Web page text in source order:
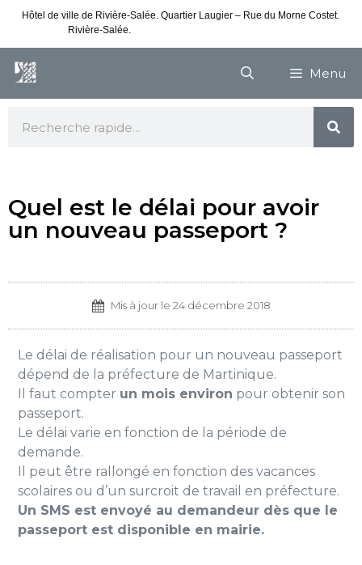
Hôtel de ville de Rivière-Salée. Quartier Laugier – Rue du Morne Costet.
Rivière-Salée.
Menu
Quel est le délai pour avoir
un nouveau passeport ?
Mis à jour le 24 décembre 2018
Le délai de réalisation pour un nouveau passeport
dépend de la préfecture de Martinique.
Il faut compter un mois environ pour obtenir son
passeport.
Le délai varie en fonction de la période de
demande.
Il peut être rallongé en fonction des vacances
scolaires ou d’un surcroit de travail en préfecture.
Un SMS est envoyé au demandeur dès que le
passeport est disponible en mairie.